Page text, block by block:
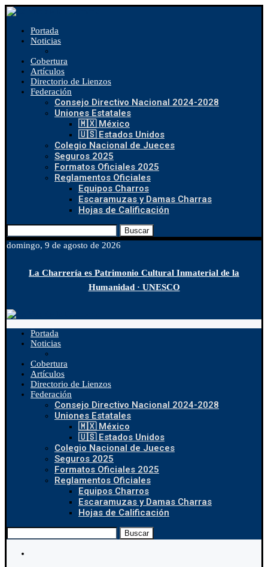
Portada
Noticias
Cobertura
Artículos
Directorio de Lienzos
Federación
Consejo Directivo Nacional 2024-2028
Uniones Estatales
🇲🇽 México
🇺🇸 Estados Unidos
Colegio Nacional de Jueces
Seguros 2025
Formatos Oficiales 2025
Reglamentos Oficiales
Equipos Charros
Escaramuzas y Damas Charras
Hojas de Calificación
Buscar
domingo, 9 de agosto de 2026
La Charrería es Patrimonio Cultural Inmaterial de la
Humanidad · UNESCO
Portada
Noticias
Cobertura
Artículos
Directorio de Lienzos
Federación
Consejo Directivo Nacional 2024-2028
Uniones Estatales
🇲🇽 México
🇺🇸 Estados Unidos
Colegio Nacional de Jueces
Seguros 2025
Formatos Oficiales 2025
Reglamentos Oficiales
Equipos Charros
Escaramuzas y Damas Charras
Hojas de Calificación
Buscar